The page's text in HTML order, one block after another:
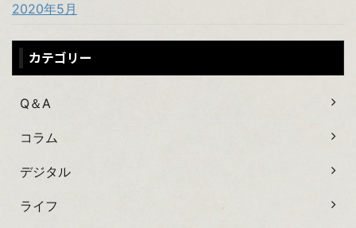
2020年5月
カテゴリー
Q＆A
コラム
デジタル
ライフ